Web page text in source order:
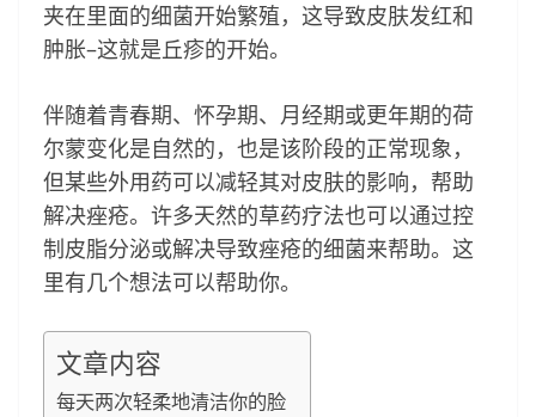
夹在里面的细菌开始繁殖，这导致皮肤发红和
肿胀–这就是丘疹的开始。
伴随着青春期、怀孕期、月经期或更年期的荷
尔蒙变化是自然的，也是该阶段的正常现象，
但某些外用药可以减轻其对皮肤的影响，帮助
解决痤疮。许多天然的草药疗法也可以通过控
制皮脂分泌或解决导致痤疮的细菌来帮助。这
里有几个想法可以帮助你。
文章内容
每天两次轻柔地清洁你的脸